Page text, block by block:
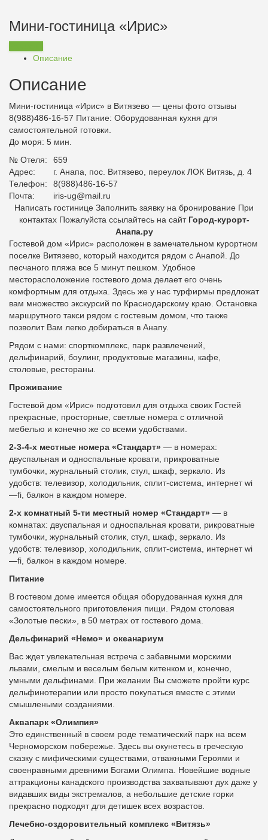
Мини-гостиница «Ирис»
Описание
Описание
Мини-гостиница «Ирис» в Витязево — цены фото отзывы
8(988)486-16-57 Питание: Оборудованная кухня для
самостоятельной готовки.
До моря: 5 мин.
№ Отеля:
659
Адрес:
г. Анапа, пос. Витязево, переулок ЛОК Витязь, д. 4
Телефон:
8(988)486-16-57
Почта:
iris-ug@mail.ru
Написать гостинице Заполнить заявку на бронирование При
контактах Пожалуйста ссылайтесь на сайт Город-курорт-
Анапа.ру
Гостевой дом «Ирис» расположен в замечательном курортном
поселке Витязево, который находится рядом с Анапой. До
песчаного пляжа все 5 минут пешком . Удобное
месторасположение гостевого дома делает его очень
комфортным для отдыха. Здесь же у нас турфирмы предложат
вам множество экскурсий по Краснодарскому краю. Остановка
маршрутного такси рядом с гостевым домом, что также
позволит Вам легко добираться в Анапу.
Рядом с нами: спорткомплекс, парк развлечений,
дельфинарий, боулинг, продуктовые магазины, кафе,
столовые, рестораны.
Проживание
Гостевой дом «Ирис» подготовил для отдыха своих Гостей
прекрасные, просторные, светлые номера с отличной
мебелью и конечно же со всеми удобствами.
2-3-4-х местные номера «Стандарт» — в номерах:
двуспальная и односпальные кровати, прикроватные
тумбочки, журнальный столик, стул, шкаф, зеркало. Из
удобств: телевизор, холодильник, сплит-система, интернетwi
—fi , балкон в каждом номере.
2-х комнатный 5-ти местный номер «Стандарт» — в
комнатах: двуспальная и односпальная кровати, рикроватные
тумбочки, журнальный столик, стул, шкаф, зеркало. Из
удобств: телевизор, холодильник, сплит-система, интернетwi
—fi , балкон в каждом номере.
Питание
В гостевом доме имеется общая оборудованная кухня для
самостоятельного приготовления пищи. Рядом столовая
«Золотые пески», в 50 метрах от гостевого дома.
Дельфинарий «Немо» и океанариум
Вас ждет увлекательная встреча с забавными морскими
львами, смелым и веселым белым китенком и, конечно,
умными дельфинами. При желании Вы сможете пройти курс
дельфинотерапии или просто покупаться вместе с этими
смышлеными созданиями.
Аквапарк «Олимпия»
Это единственный в своем роде тематический парк на всем
Черноморском побережье. Здесь вы окунетесь в греческую
сказку с мифическими существами, отважными Героями и
своенравными древними Богами Олимпа. Новейшие водные
аттракционы канадского производства захватывают дух даже у
видавших виды экстремалов, а небольшие детские горки
прекрасно подходят для детишек всех возрастов.
Лечебно-оздоровительный комплекс «Витязь»